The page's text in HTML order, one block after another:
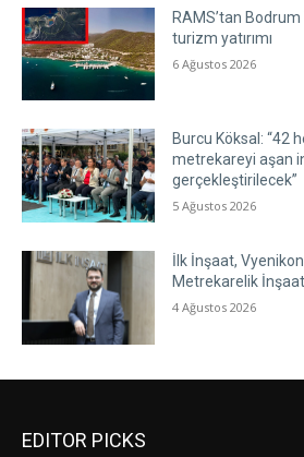
RAMS’tan Bodrum
turizm yatırımı
6 Ağustos 2026
Burcu Köksal: “42
metrekareyi aşan
gerçekleştirilecek”
5 Ağustos 2026
İlk İnşaat,
Metrekarelik
4 Ağustos 2026
EDITOR PICKS